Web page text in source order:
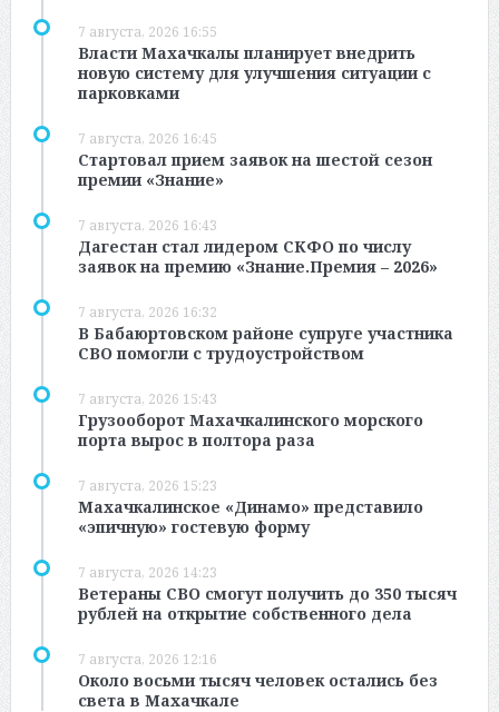
7 августа, 2026 16:55
Власти Махачкалы планирует внедрить
новую систему для улучшения ситуации с
парковками
7 августа, 2026 16:45
Стартовал прием заявок на шестой сезон
премии «Знание»
7 августа, 2026 16:43
Дагестан стал лидером СКФО по числу
заявок на премию «Знание.Премия – 2026»
7 августа, 2026 16:32
В Бабаюртовском районе супруге участника
СВО помогли с трудоустройством
7 августа, 2026 15:43
Грузооборот Махачкалинского морского
порта вырос в полтора раза
7 августа, 2026 15:23
Махачкалинское «Динамо» представило
«эпичную» гостевую форму
7 августа, 2026 14:23
Ветераны СВО смогут получить до 350 тысяч
рублей на открытие собственного дела
7 августа, 2026 12:16
Около восьми тысяч человек остались без
света в Махачкале